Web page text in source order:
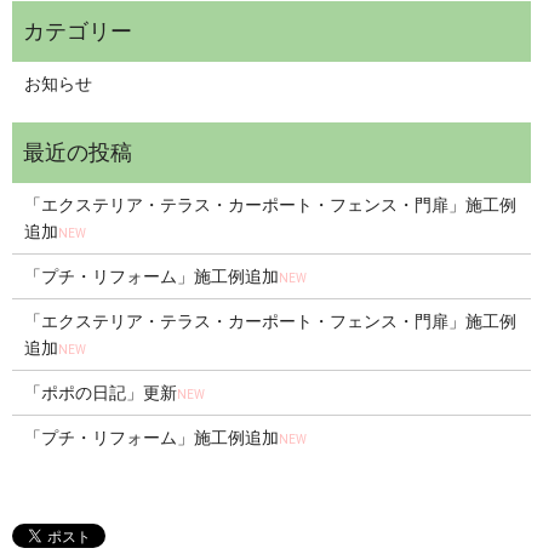
お知らせ
「エクステリア・テラス・カーポート・フェンス・門扉」施工例
追加 NEW
「プチ・リフォーム」施工例追加 NEW
「エクステリア・テラス・カーポート・フェンス・門扉」施工例
追加 NEW
「ポポの日記」更新NEW
「プチ・リフォーム」施工例追加 NEW